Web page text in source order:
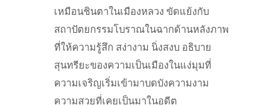
เหมือนชินตาในเมืองหลวง ขัดแย้งกับ
สถาปัตยกรรมโบราณในฉากด้านหลังภาพ
ที่ให้ความรู้สึก สง่างาม นิ่งสงบ อธิบาย
สุนทรียะของความเป็นเมืองในแง่มุมที่
ความเจริญเริ่มเข้ามาบดบังความงาม
ความสวยที่เคยเป็นมาในอดีต